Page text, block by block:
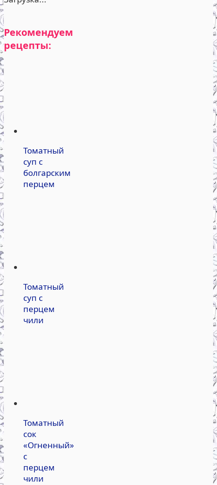
Рекомендуем
рецепты:
Томатный
суп с
болгарским
перцем
Томатный
суп с
перцем
чили
Томатный
сок
«Огненный»
с
перцем
чили